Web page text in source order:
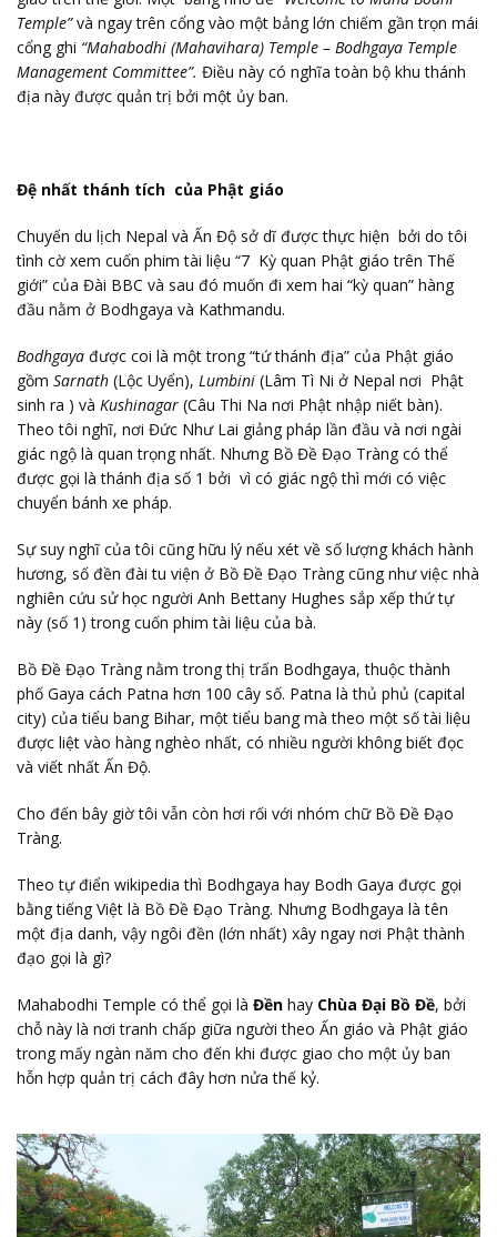
Temple”và ngay trên cổng vào một bảng lớn chiếm gần trọn mái
cổng ghi “Mahabodhi (Mahavihara) Temple – Bodhgaya Temple
Management Committee”. Điều này có nghĩa toàn bộ khu thánh
địa này được quản trị bởi một ủy ban.
Đệ nhất thánh tích của Phật giáo
Chuyến du lịch Nepal và Ấn Độ sở dĩ được thực hiện bởi do tôi
tình cờ xem cuốn phim tài liệu “7 Kỳ quan Phật giáo trên Thế
giới” của Đài BBC và sau đó muốn đi xem hai “kỳ quan” hàng
đầu nằm ở Bodhgaya và Kathmandu.
Bodhgaya được coi là một trong “tứ thánh địa” của Phật giáo
gồm Sarnath (Lộc Uyển), Lumbini (Lâm Tì Ni ở Nepal nơi Phật
sinh ra ) và Kushinagar (Câu Thi Na nơi Phật nhập niết bàn).
Theo tôi nghĩ, nơi Đức Như Lai giảng pháp lần đầu và nơi ngài
giác ngộ là quan trọng nhất. Nhưng Bồ Đề Đạo Tràng có thể
được gọi là thánh địa số 1 bởi vì có giác ngộ thì mới có việc
chuyển bánh xe pháp.
Sự suy nghĩ của tôi cũng hữu lý nếu xét về số lượng khách hành
hương, số đền đài tu viện ở Bồ Đề Đạo Tràng cũng như việc nhà
nghiên cứu sử học người Anh Bettany Hughes sắp xếp thứ tự
này (số 1) trong cuốn phim tài liệu của bà.
Bồ Đề Đạo Tràng nằm trong thị trấn Bodhgaya, thuộc thành
phố Gaya cách Patna hơn 100 cây số. Patna là thủ phủ (capital
city) của tiểu bang Bihar, một tiểu bang mà theo một số tài liệu
được liệt vào hàng nghèo nhất, có nhiều người không biết đọc
và viết nhất Ấn Độ.
Cho đến bây giờ tôi vẫn còn hơi rối với nhóm chữ Bồ Đề Đạo
Tràng.
Theo tự điển wikipedia thì Bodhgaya hay Bodh Gaya được gọi
bằng tiếng Việt là Bồ Đề Đạo Tràng. Nhưng Bodhgaya là tên
một địa danh, vậy ngôi đền (lớn nhất) xây ngay nơi Phật thành
đạo gọi là gì?
Mahabodhi Temple có thể gọi là Đền hay Chùa Đại Bồ Đề, bởi
chỗ này là nơi tranh chấp giữa người theo Ấn giáo và Phật giáo
trong mấy ngàn năm cho đến khi được giao cho một ủy ban
hỗn hợp quản trị cách đây hơn nửa thế kỷ.